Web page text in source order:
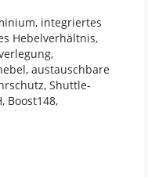
integriertes
Hebelverhältnis,
austauschbare
Shuttle-
Boost148,